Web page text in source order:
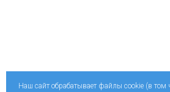
Наш сайт обрабатывает файлы cookie (в том